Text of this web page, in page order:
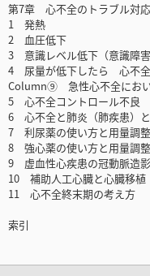
第7章 心不全のトラブル対応
1 発熱
2 血圧低下
3 意識レベル低下（意識障害
4 尿量が低下したら 心不全
Column⑨ 急性心不全におい
5 心不全コントロール不良
6 心不全と肺炎（肺疾患）
7 利尿薬の使い方と用量調整
8 強心薬の使い方と用量調整
9 虚血性心疾患の冠動脈造
10 補助人工心臓と心臓移植
11 心不全終末期の考え方
索引